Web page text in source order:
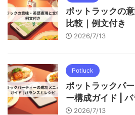
ポットラックの
比較｜例文付き
2026/7/13
Potluck
ポットラックパ
ー構成ガイド |
2026/7/13